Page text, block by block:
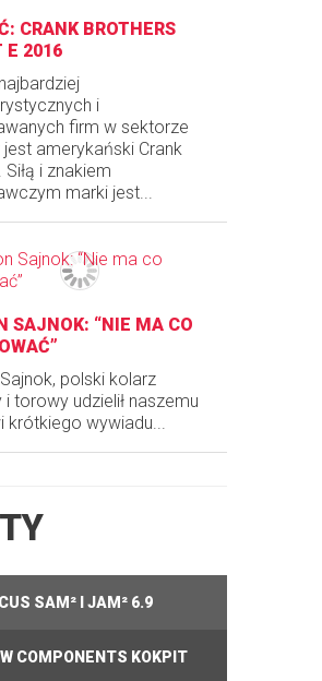
CRANK BROTHERS
E 2016
i
firm w sektorze
jest amerykański Crank
i znakiem
marki jest...
SAJNOK: “NIE MA CO
polski kolarz
torowy udzielił naszemu
krótkiego wywiadu...
SAM² I JAM² 6.9
COMPONENTS KOKPIT